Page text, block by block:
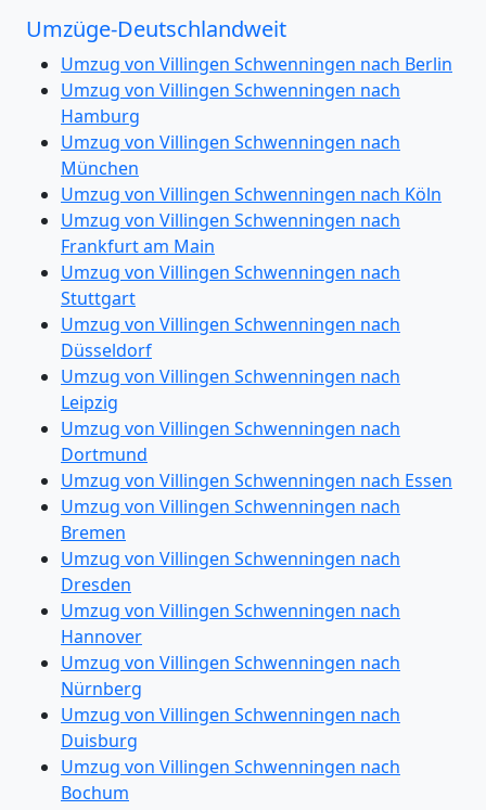
Umzüge-Deutschlandweit
Umzug von Villingen Schwenningen nach Berlin
Umzug von Villingen Schwenningen nach
Hamburg
Umzug von Villingen Schwenningen nach
München
Umzug von Villingen Schwenningen nach Köln
Umzug von Villingen Schwenningen nach
Frankfurt am Main
Umzug von Villingen Schwenningen nach
Stuttgart
Umzug von Villingen Schwenningen nach
Düsseldorf
Umzug von Villingen Schwenningen nach
Leipzig
Umzug von Villingen Schwenningen nach
Dortmund
Umzug von Villingen Schwenningen nach Essen
Umzug von Villingen Schwenningen nach
Bremen
Umzug von Villingen Schwenningen nach
Dresden
Umzug von Villingen Schwenningen nach
Hannover
Umzug von Villingen Schwenningen nach
Nürnberg
Umzug von Villingen Schwenningen nach
Duisburg
Umzug von Villingen Schwenningen nach
Bochum